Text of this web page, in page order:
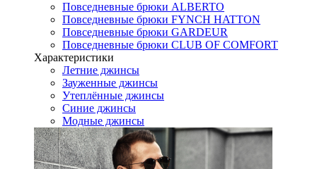
Повседневные брюки ALBERTO
Повседневные брюки FYNCH HATTON
Повседневные брюки GARDEUR
Повседневные брюки CLUB OF COMFORT
Характеристики
Летние джинсы
Зауженные джинсы
Утеплённые джинсы
Синие джинсы
Модные джинсы